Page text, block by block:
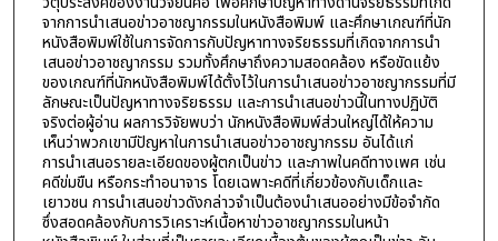
จากการนำเสนอข่าวอาชญากรรมในหนังสือพิมพ์ และศึกษาเกณฑ์ที่นัก
หนังสือพิมพ์ใช้ในการจัดการกับปัญหาทางจริยธรรมที่เกิดจากการนำ
เสนอข่าวอาชญากรรม รวมทั้งศึกษาถึงความสอดคล้อง หรือขัดแย้ง
ของเกณฑ์ที่นักหนังสือพิมพ์ได้ตั้งไว้ในการนำเสนอข่าวอาชญากรรมที่มี
ลักษณะเป็นปัญหาทางจริยธรรม และการนำเสนอข่าวนี้ในทางปฏิบัติ
จริงต่อผู้อ่าน ผลการวิจัยพบว่า นักหนังสือพิมพ์ส่วนใหญ่ได้ให้ความ
เห็นว่าพวกเขามีปัญหาในการนำเสนอข่าวอาชญากรรม อันได้แก่
การนำเสนอรายละเอียดของผู้ตกเป็นข่าว และภาพในคดีทางเพศ เช่น
คดีข่มขืน หรือกระทำอนาจาร โดยเฉพาะคดีที่เกี่ยวข้องกับเด็กและ
เยาวชน การนำเสนอข่าวดังกล่าวจำเป็นต้องนำเสนออย่างมีข้อจำกัด
ซึ่งสอดคล้องกับการวิเคราะห์เนื้อหาข่าวอาชญากรรมในหน้า